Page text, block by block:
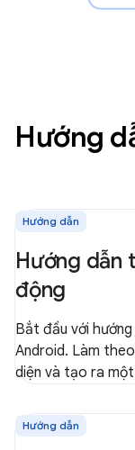
Hướng
Hướng dẫn
Hướng dẫn
động
Bắt đầu với
Android. Làm
diện và tạo ra
Hướng dẫn